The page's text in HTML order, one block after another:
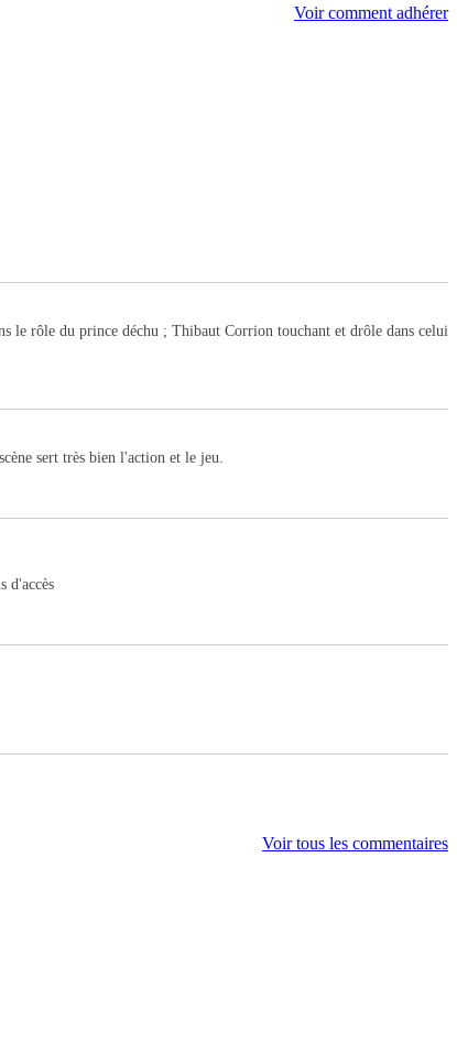
Voir comment adhérer
le rôle du prince déchu ; Thibaut Corrion touchant et drôle dans celui
sert très bien l'action et le jeu.
d'accès
Voir tous les commentaires